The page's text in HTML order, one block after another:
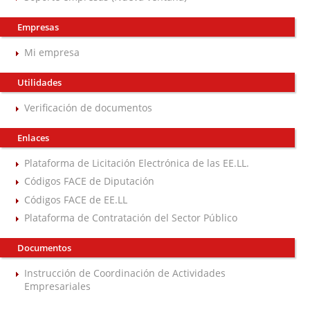
Empresas
Mi empresa
Utilidades
Verificación de documentos
Enlaces
Plataforma de Licitación Electrónica de las EE.LL.
Códigos FACE de Diputación
Códigos FACE de EE.LL
Plataforma de Contratación del Sector Público
Documentos
Instrucción de Coordinación de Actividades
Empresariales